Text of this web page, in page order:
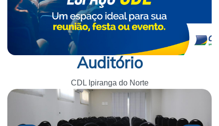
Auditório
CDL Ipiranga do Norte